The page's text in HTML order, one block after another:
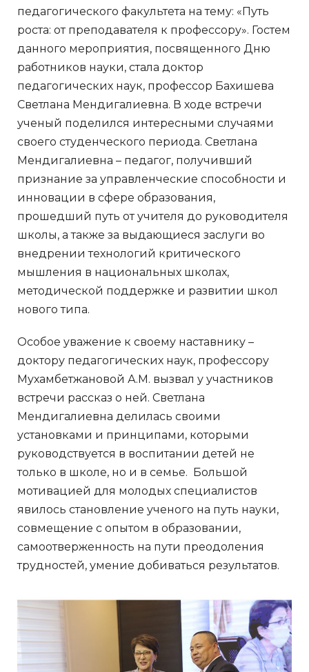
педагогического факультета на тему: «Путь
роста: от преподавателя к профессору». Гостем
данного мероприятия, посвященного Дню
работников науки, стала доктор
педагогических наук, профессор Бахишева
Светлана Мендигалиевна. В ходе встречи
ученый поделился интересными случаями
своего студенческого периода. Светлана
Мендигалиевна – педагог, получивший
признание за управленческие способности и
инновации в сфере образования,
прошедший путь от учителя до руководителя
школы, а также за выдающиеся заслуги во
внедрении технологий критического
мышления в национальных школах,
методической поддержке и развитии школ
нового типа.
Особое уважение к своему наставнику –
доктору педагогических наук, профессору
Мухамбетжановой А.М. вызвал у участников
встречи рассказ о ней. Светлана
Мендигалиевна делилась своими
установками и принципами, которыми
руководствуется в воспитании детей не
только в школе, но и в семье. Большой
мотивацией для молодых специалистов
явилось становление ученого на путь науки,
совмещение с опытом в образовании,
самоотверженность на пути преодоления
трудностей, умение добиваться результатов.